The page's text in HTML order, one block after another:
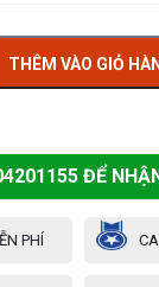
THÊM VÀO GIỎ
ĐỂ
PHÍ